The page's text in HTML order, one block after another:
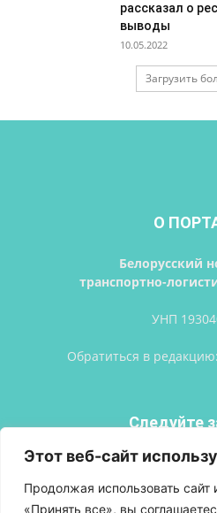
Этот веб-сайт
Продолжая использовать
«Принять все», вы
рассказал о
выводы
10.05.2022
Загрузить
О
Белорусский
транспортно-
УНП
Обратиться в редакцию:
Следуйте